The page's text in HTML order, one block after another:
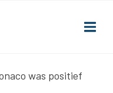
was positief